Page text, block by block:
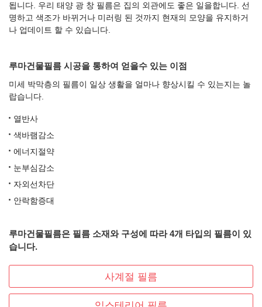
됩니다. 우리 태양 광 창 필름은 집의 외관에도 좋은 일을합니다. 선
명하고 색조가 바뀌거나 미러링 된 것까지 현재의 모양을 유지하거
나 업데이트 할 수 있습니다.
루마건물필름 시공을 통하여 얻을수 있는 이점
미세 박막층의 필름이 일상 생활을 얼마나 향상시킬 수 있는지는 놀
랍습니다.
열반사
색바램감소
에너지절약
눈부심감소
자외선차단
안락함증대
루마건물필름은 필름 소재와 구성에 따라 4개 타입의 필름이 있
습니다.
사계절 필름